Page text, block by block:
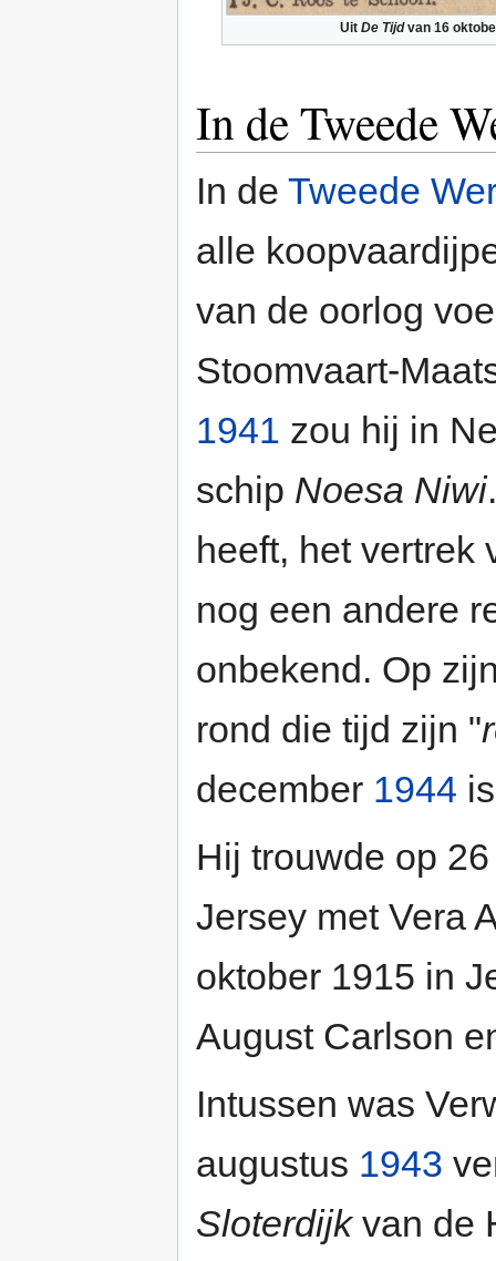
UitDe Tijdvan 16
In de Tweede
In de Tweede
alle
van de oorlog
Stoomvaart-
1941 zou hij in
schip Noesa Niwi
heeft, het vertrek
nog een andere
onbekend. Op
rond die tijd zijn "
december 1944
Hij trouwde op
Jersey met Vera
oktober 1915 in
August Carlson
Intussen was
augustus 1943
Sloterdijkvan de